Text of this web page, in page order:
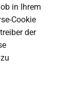
in Ihrem
Cookie
der